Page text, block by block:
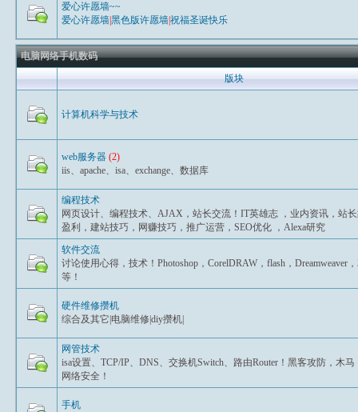
爱心许愿墙~~
爱心许愿墙黑色版许愿墙祝福圣诞快乐
电脑网络手机数码
版块
计算机科学与技术
web服务器 (2)
iis、apache、isa、exchange、数据库
编程技术
网页设计、编程技术、AJAX，站长交流！IT英雄志 ，业内资讯，站
盈利，建站技巧，网赚技巧，推广运营，SEO优化 ，Alexa研究
软件交流
讨论使用心得，技术！Photoshop，CorelDRAW，flash，Dreamweaver
等！
硬件维修攒机
综合及其它|电脑维修|diy攒机|
网管技术
isa设置、TCP/IP、DNS、交换机Switch、路由Router！黑客攻防，木马
网络安全！
手机